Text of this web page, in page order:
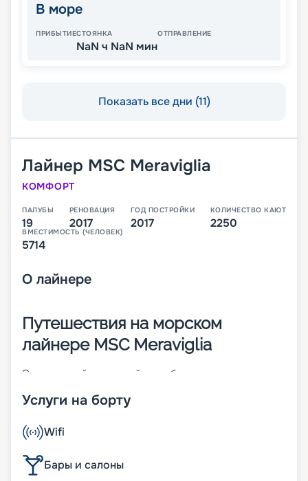
В море
ПРИБЫТИЕСТОЯНКА
NaN ч NaN мин
ОТПРАВЛЕНИЕ
Показать все дни (11)
Лайнер MSC Meraviglia
КОМФОРТ
ПАЛУБЫ
19
РЕНОВАЦИЯ
2017
ГОД ПОСТРОЙКИ
2017
КОЛИЧЕСТВО КАЮТ
2250
ВМЕСТИМОСТЬ (ЧЕЛОВЕК)
5714
О лайнере
Путешествия на морском
лайнере MSC Meraviglia
Это главный круизный корабль нового класса
на воду в 2017 году. При его создании большое
параметры судна:
• ширина – 65 м;
• длина – 316 м;
• водоизмещение – около 172 тыс. т;
Услуги на борту
Wifi
Бары и салоны